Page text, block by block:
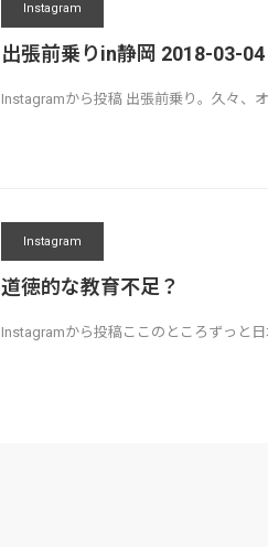
Instagram
出張前乗りin静岡 2018-03-04
Instagramから投稿 出張前乗り。久々、
Instagram
道徳的な教育不足？
Instagramから投稿ここのところずっと